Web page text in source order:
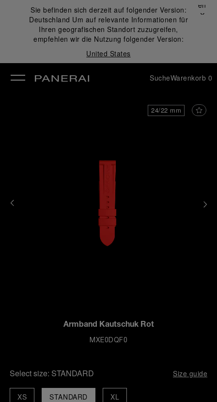
Sie befinden sich derzeit auf folgender Version:
Deutschland Um auf relevante Informationen für
Ihren geografischen Standort zuzugreifen,
empfehlen wir die Nutzung folgender Version:
United States
Schließen
✕
SucheWarenkorb 0
24/22 mm
Armband Kautschuk Rot
MXE0DQF0
Select size: STANDARD Size guide
STANDARD XL
XS